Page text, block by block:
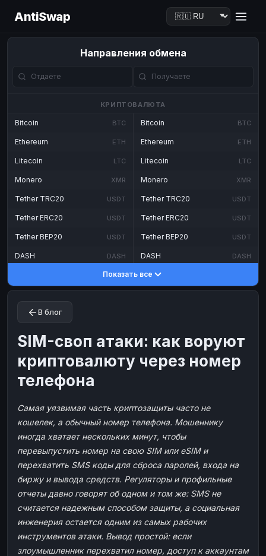
AntiSwap
Направления обмена
КРИПТОВАЛЮТА
Bitcoin BTC
Ethereum ETH
Litecoin LTC
Monero XMR
Tether TRC20 USDT
Tether ERC20 USDT
Tether BEP20 USDT
DASH DASH
TON
TRX
Ether Classic
Solana
Ripple XRP
Bitcoin BTC
Ethereum ETH
Litecoin LTC
Monero XMR
Tether TRC20 USDT
Tether ERC20 USDT
Tether BEP20 USDT
DASH DASH
Toncoin
Ether Classic
Ripple
ЭЛЕКТРОННЫЕ ДЕНЬГИ
Paxum USD
Perfect Money USD
Payoneer
PayPal USD
Payeer USD
ЮMoney
Paxum
Perfect Money USD
Payoneer
PayPal USD
Payeer
ЮMoney
Показать все
В блог
SIM-своп атаки: как воруют
криптовалюту через номер
телефона
Самая уязвимая часть криптозащиты часто не
кошелек, а обычный номер телефона. Мошеннику
иногда хватает нескольких минут, чтобы
перевыпустить номер на свою SIM или eSIM и
перехватить SMS коды для сброса паролей, входа на
биржу и вывода средств. Регуляторы и профильные
отчеты давно говорят об одном и том же: SMS не
считается надежным способом защиты, а социальная
инженерия остается одним из самых рабочих
инструментов атаки. Вывод простой: если
злоумышленник перехватил номер, доступ к аккаунтам